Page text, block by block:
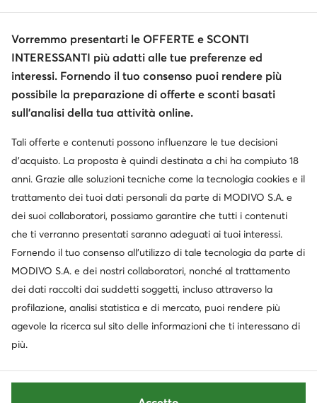
Vorremmo presentarti le OFFERTE e SCONTI
INTERESSANTI più adatti alle tue preferenze ed
interessi. Fornendo il tuo consenso puoi rendere più
possibile la preparazione di offerte e sconti basati
sull’analisi della tua attività online.
Tali offerte e contenuti possono influenzare le tue decisioni
d’acquisto. La proposta è quindi destinata a chi ha compiuto 18
anni. Grazie alle soluzioni tecniche come la tecnologia cookies e il
trattamento dei tuoi dati personali da parte di MODIVO S.A. e
dei suoi collaboratori, possiamo garantire che tutti i contenuti
che ti verranno presentati saranno adeguati ai tuoi interessi.
Fornendo il tuo consenso all’utilizzo di tale tecnologia da parte di
MODIVO S.A. e dei nostri collaboratori, nonché al trattamento
dei dati raccolti dai suddetti soggetti, incluso attraverso la
profilazione, analisi statistica e di mercato, puoi rendere più
agevole la ricerca sul sito delle informazioni che ti interessano di
più.